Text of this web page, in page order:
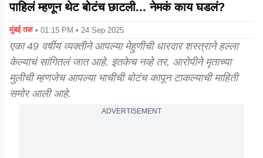
पाहिलं म्हणून थेट बोटंच छाटली... नेमकं काय घडलं?
मुंबई तक • 01:15 PM • 24 Sep 2025
एका 49 वर्षीय व्यक्तीने आपल्या मेहुणीची धारदार शस्त्राने हल्ला
केल्याचं सांगितलं जात आहे. इतकेच नव्हे तर, आरोपीने मृताच्या
मुलीची म्हणजेच आपल्या भाचीची बोटंच कापून टाकल्याची माहिती
समोर आली आहे.
ADVERTISEMENT